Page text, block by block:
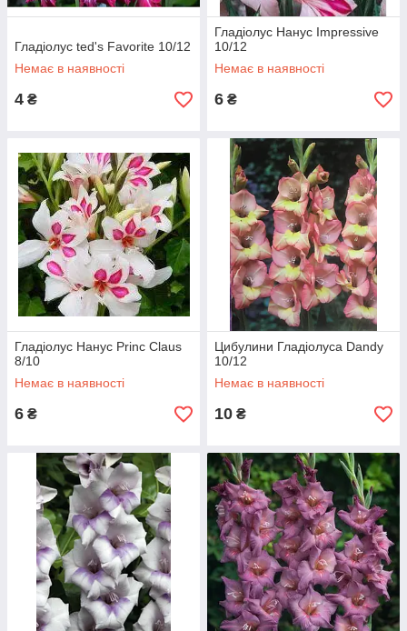
Гладіолус ted's Favorite 10/12
Немає в наявності
4 ₴
Гладіолус Нанус Impressive
10/12
Немає в наявності
6 ₴
Гладіолус Нанус Princ Claus
8/10
Немає в наявності
6 ₴
Цибулини Гладіолуса Dandy
10/12
Немає в наявності
10 ₴